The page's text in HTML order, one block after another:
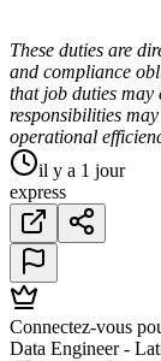
These duties are
and compliance
that job duties may
responsibilities
operational
il y a 1 jour
express
Connectez-vous
Data Engineer -